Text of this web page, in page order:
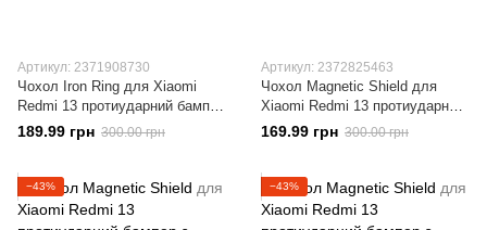
Артикул: 2371908730
Чохол Iron Ring для Xiaomi
Redmi 13 протиударний бампер
з підставкою кільцем Red
189.99 грн 300.00 грн
Артикул: 2372825463
Чохол Magnetic Shield для
Xiaomi Redmi 13 протиударний
бампер з підставкою кільцем
169.99 грн 300.00 грн
−43% −43%